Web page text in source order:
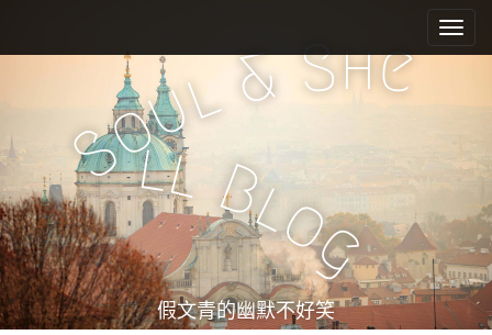
e
n
u
i
c
n
t
e
n
t
Soul&She
ll Bl
og
假文青的幽默不好笑